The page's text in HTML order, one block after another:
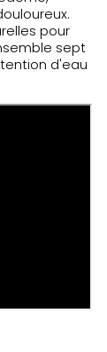
pour
sept
d'eau